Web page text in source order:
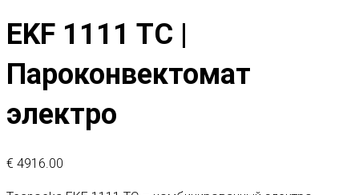
EKF 1111 TC |
Пароконвектомат
электро
€ 4916.00